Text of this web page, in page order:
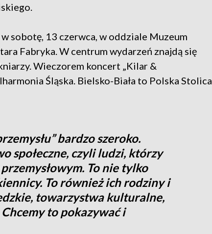
sobotę, 13 czerwca, w oddziale Muzeum
Fabryka. W centrum wydarzeń znajdą się
Wieczorem koncert „Kilar &
Śląska. Bielsko-Biała to Polska Stolica
bardzo szeroko.
społeczne, czyli ludzi, którzy
To nie tylko
To również ich rodziny i
towarzystwa kulturalne,
to pokazywać i